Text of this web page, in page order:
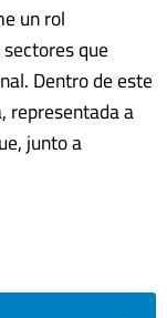
un rol
que
Dentro de este
representada a
junto a